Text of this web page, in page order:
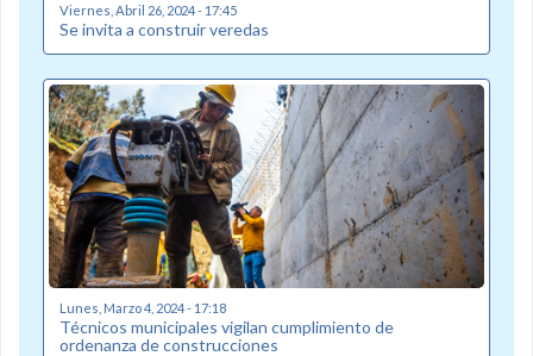
Viernes, Abril 26, 2024 - 17:45
Se invita a construir veredas
Lunes, Marzo 4, 2024 - 17:18
Técnicos municipales vigilan cumplimiento de
ordenanza de construcciones